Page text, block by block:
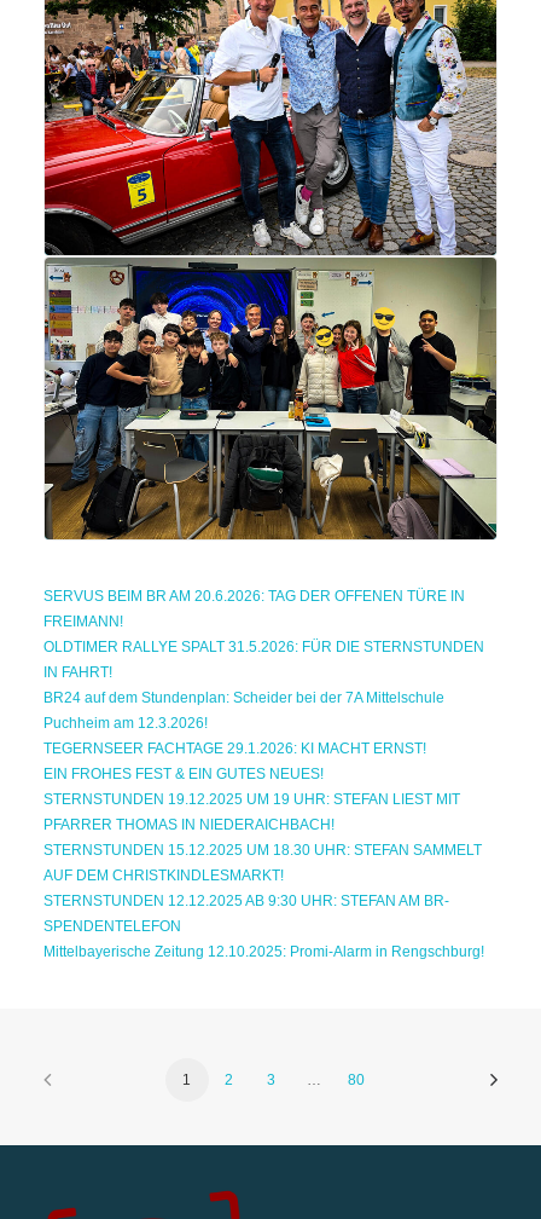
SERVUS BEIM BR AM 20.6.2026: TAG DER OFFENEN TÜRE IN
FREIMANN!
OLDTIMER RALLYE SPALT 31.5.2026: FÜR DIE STERNSTUNDEN
IN FAHRT!
BR24 auf dem Stundenplan: Scheider bei der 7A Mittelschule
Puchheim am 12.3.2026!
TEGERNSEER FACHTAGE 29.1.2026: KI MACHT ERNST!
EIN FROHES FEST & EIN GUTES NEUES!
STERNSTUNDEN 19.12.2025 UM 19 UHR: STEFAN LIEST MIT
PFARRER THOMAS IN NIEDERAICHBACH!
STERNSTUNDEN 15.12.2025 UM 18.30 UHR: STEFAN SAMMELT
AUF DEM CHRISTKINDLESMARKT!
STERNSTUNDEN 12.12.2025 AB 9:30 UHR: STEFAN AM BR-
SPENDENTELEFON
Mittelbayerische Zeitung 12.10.2025: Promi-Alarm in Rengschburg!
1 2 3 80